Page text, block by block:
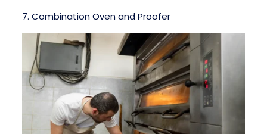
7. Combination Oven and Proofer